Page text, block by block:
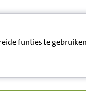
funties te